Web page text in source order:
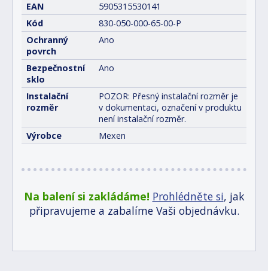
EAN
5905315530141
Kód
830-050-000-65-00-P
Ochranný
povrch
Ano
Bezpečnostní
sklo
Ano
Instalační
rozměr
POZOR: Přesný instalační rozměr je
v dokumentaci, označení v produktu
není instalační rozměr.
Výrobce
Mexen
Na balení si zakládáme! Prohlédněte si, jak
připravujeme a zabalíme Vaši objednávku.